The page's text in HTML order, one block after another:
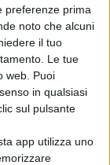
preferenze prima
noto che alcuni
il tuo
Le tue
web. Puoi
in qualsiasi
sul pulsante
app utilizza uno